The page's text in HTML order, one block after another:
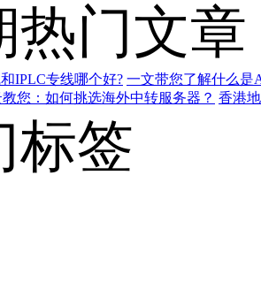
热门文章
IPLC专线哪个好? 一文带您了解什么是
您：如何挑选海外中转服务器？ 香港
标签